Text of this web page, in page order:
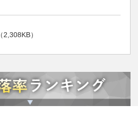
（2,308KB）